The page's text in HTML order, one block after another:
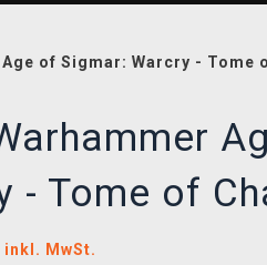
Age of Sigmar: Warcry - Tome
- Tome of
inkl. MwSt.